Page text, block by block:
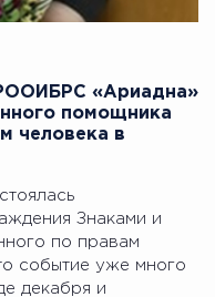
«Ариадна»
помощника
человека в
Знаками и
по правам
событие уже много
декабря и